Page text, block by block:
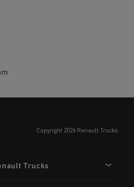
copyright 2026 Renault Trucks
Trucks